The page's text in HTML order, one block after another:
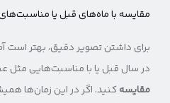
مقایسه با ماه‌های قبل یا مناسبت‌های
برای داشتن تصویر دقیق، بهتر است
در سال قبل یا با مناسبت‌هایی مثل
مقایسهکنید. اگر در این زمان‌ها